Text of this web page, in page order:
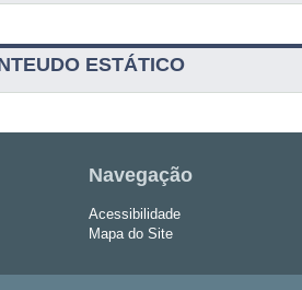
ESTÁTICO
Navegação
Acessibilidade
Mapa do Site